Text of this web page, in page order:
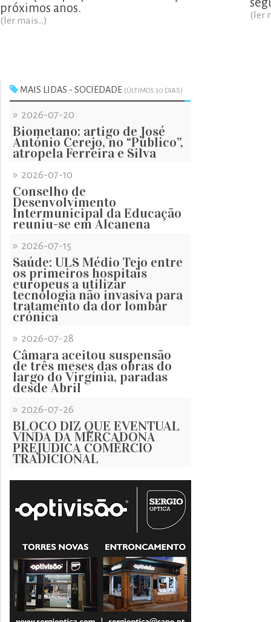
próximos anos.
(ler mais...) (ler
MAIS LIDAS - SOCIEDADE (ÚLTIMOS 30 DIAS)
» 2026-07-20
Biometano: artigo de José
António Cerejo, no “Público”,
atropela Ferreira e Silva
» 2026-07-10
Conselho de
Desenvolvimento
Intermunicipal da Educação
reuniu-se em Alcanena
» 2026-07-15
Saúde: ULS Médio Tejo entre
os primeiros hospitais
europeus a utilizar
tecnologia não invasiva para
tratamento da dor lombar
crónica
» 2026-07-28
Câmara aceitou suspensão
de três meses das obras do
largo do Virgínia, paradas
desde Abril
» 2026-07-26
BLOCO DIZ QUE EVENTUAL
VINDA DA MERCADONA
PREJUDICA COMÉRCIO
TRADICIONAL